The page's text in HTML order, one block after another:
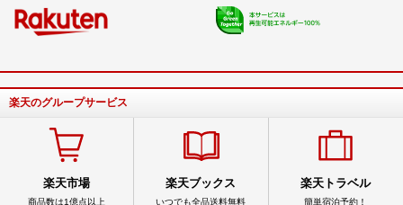
楽天のグループサービス
楽天市場
商品数は1億点以上
楽天ブックス
いつでも全品送料無料
楽天トラベル
簡単宿泊予約！